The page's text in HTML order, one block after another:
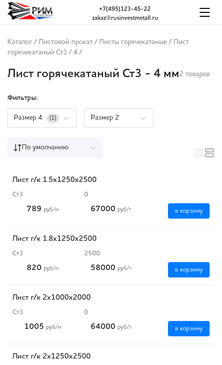
zakaz@rusinvestmetall.ru
+7(495)123-45-22
Каталог / Листовой прокат / Листы горячекатаные / Лист
горячекатаный Ст3 / 4 /
Лист горячекатаный Ст3 - 4 мм 2 товаров
Фильтры:
Размер 4 (1) Размер 2
По умолчанию
Лист г/к 1.5x1250x2500
Ст3 0
789 руб/м 67000 руб/т в корзину
Лист г/к 1.8х1250х2500
Ст3 2500
820 руб/м 58000 руб/т в корзину
Лист г/к 2х1000х2000
Ст3 0
1005 руб/м 64000 руб/т в корзину
Лист г/к 2х1250х2500